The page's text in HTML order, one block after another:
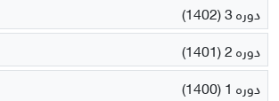
دوره 3 (1402)
دوره 2 (1401)
دوره 1 (1400)